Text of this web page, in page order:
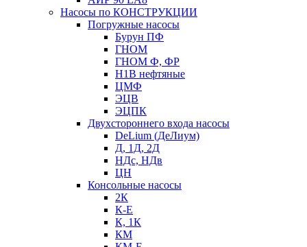
Насосы по КОНСТРУКЦИИ
Погружные насосы
Бурун ПФ
ГНОМ
ГНОМ Ф, ФР
Н1В нефтяные
ЦМФ
ЭЦВ
ЭЦПК
Двухстороннего входа насосы
DeLium (ДеЛиум)
Д, 1Д, 2Д
НДс, НДв
ЦН
Консольные насосы
2К
К-Е
К, 1К
КМ